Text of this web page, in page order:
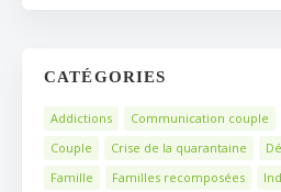
CATÉGORIES
Addictions Communication couple
Couple
Crise de la quarantaine
Famille
Familles recomposées